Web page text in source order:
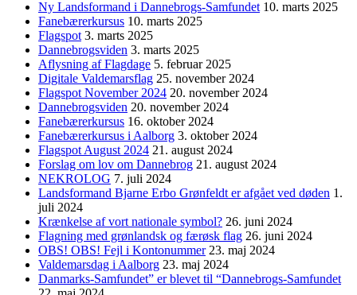
Ny Landsformand i Dannebrogs-Samfundet 10. marts 2025
Fanebærerkursus 10. marts 2025
Flagspot 3. marts 2025
Dannebrogsviden 3. marts 2025
Aflysning af Flagdage 5. februar 2025
Digitale Valdemarsflag 25. november 2024
Flagspot November 2024 20. november 2024
Dannebrogsviden 20. november 2024
Fanebærerkursus 16. oktober 2024
Fanebærerkursus i Aalborg 3. oktober 2024
Flagspot August 2024 21. august 2024
Forslag om lov om Dannebrog 21. august 2024
NEKROLOG 7. juli 2024
Landsformand Bjarne Erbo Grønfeldt er afgået ved døden 1.
juli 2024
Krænkelse af vort nationale symbol? 26. juni 2024
Flagning med grønlandsk og færøsk flag 26. juni 2024
OBS! OBS! Fejl i Kontonummer 23. maj 2024
Valdemarsdag i Aalborg 23. maj 2024
Danmarks-Samfundet” er blevet til “Dannebrogs-Samfundet